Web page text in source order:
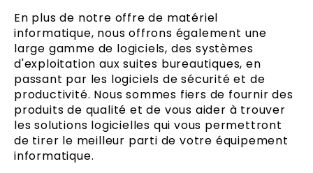
En plus de notre offre de matériel
informatique, nous offrons également une
large gamme de logiciels, des systèmes
d'exploitation aux suites bureautiques, en
passant par les logiciels de sécurité et de
productivité. Nous sommes fiers de fournir des
produits de qualité et de vous aider à trouver
les solutions logicielles qui vous permettront
de tirer le meilleur parti de votre équipement
informatique.